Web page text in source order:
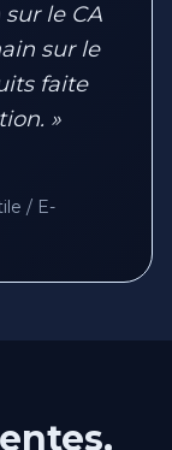
le CA
sur le
faite
»
/ E-